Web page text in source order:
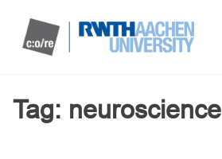
Tag: neuroscience